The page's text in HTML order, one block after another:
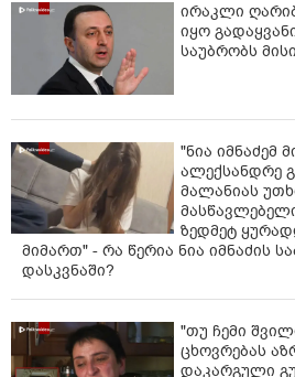
ირაკლი
იყო
საუბრობს
"ნია იმნაძემ
ალექსანდრე
მალანიას
ზედმეტ
მიმართ" - რა წერია ნია იმნაძის
დასკვნაში?
"თუ ჩემი
ცხოვრებას
დაკარგული